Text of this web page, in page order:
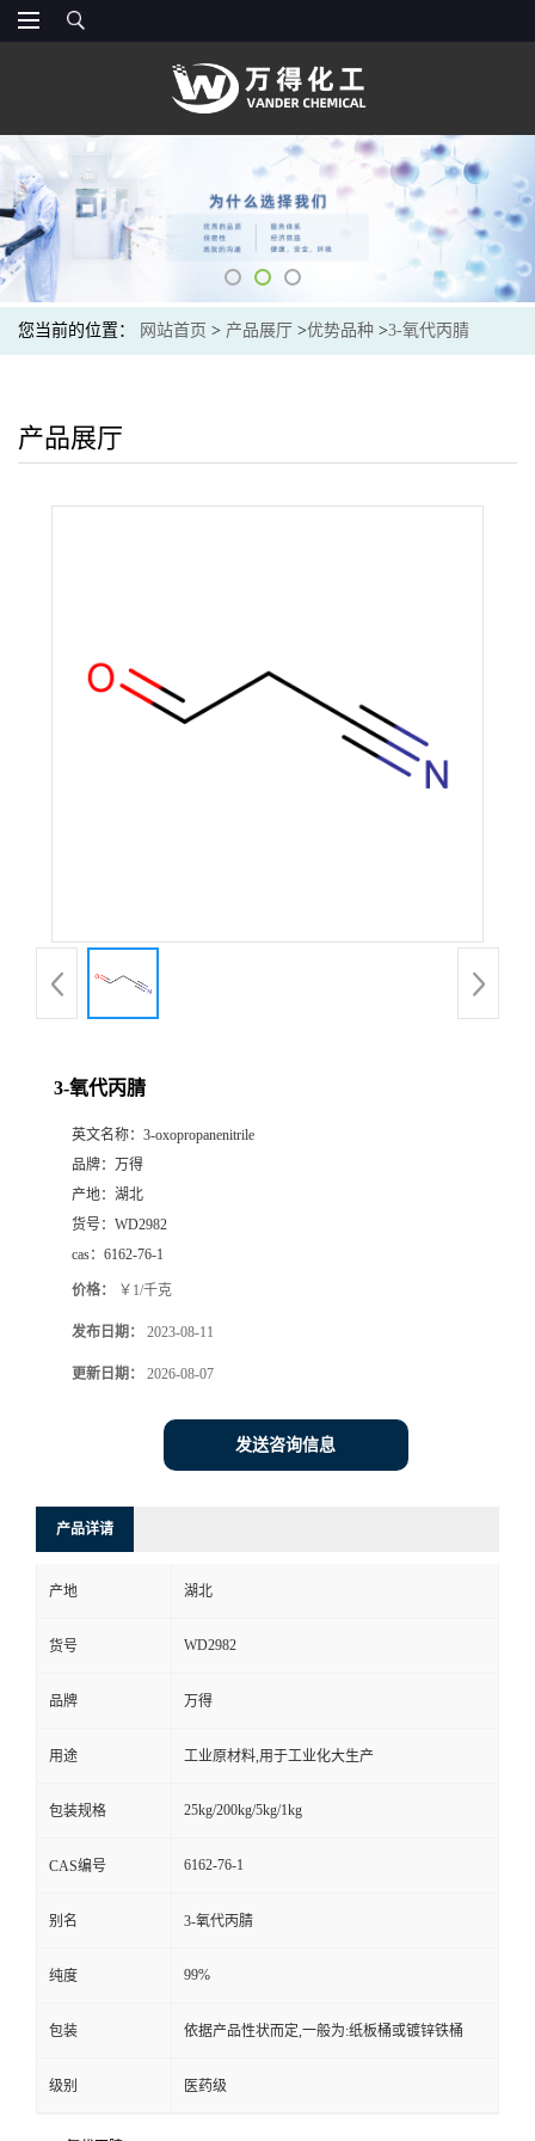
您当前的位置： 网站首页 > 产品展厅 >优势品种 >3-氧代丙腈
产品展厅
3-氧代丙腈
英文名称： 3-oxopropanenitrile
品牌： 万得
产地： 湖北
货号： WD2982
cas： 6162-76-1
价格： ￥1/千克
发布日期： 2023-08-11
更新日期： 2026-08-07
发送咨询信息
产品详请
产地 湖北
货号 WD2982
品牌 万得
用途 工业原材料,用于工业化大生产
包装规格 25kg/200kg/5kg/1kg
CAS编号 6162-76-1
别名 3-氧代丙腈
纯度 99%
包装 依据产品性状而定,一般为:纸板桶或镀锌铁桶
级别 医药级